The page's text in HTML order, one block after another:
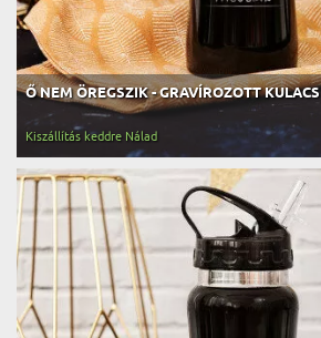
Ő NEM ÖREGSZIK - GRAVÍROZOTT KULACS
Kiszállítás keddre Nálad